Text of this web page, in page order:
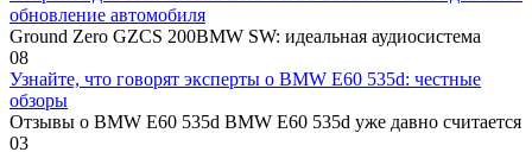
обновление автомобиля
Ground Zero GZCS 200BMW SW: идеальная аудиосистема
08
Узнайте, что говорят эксперты о BMW E60 535d: честные
обзоры
Отзывы о BMW E60 535d BMW E60 535d уже давно считается
03